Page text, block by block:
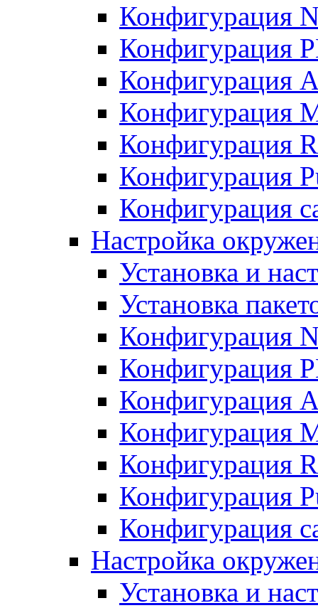
Конфигурация
Конфигурация
Конфигурация
Конфигурация
Конфигурация
Конфигурация
Конфигурация
Настройка
Установка и
Установка
Конфигурация
Конфигурация
Конфигурация
Конфигурация
Конфигурация
Конфигурация
Конфигурация
Настройка
Установка и